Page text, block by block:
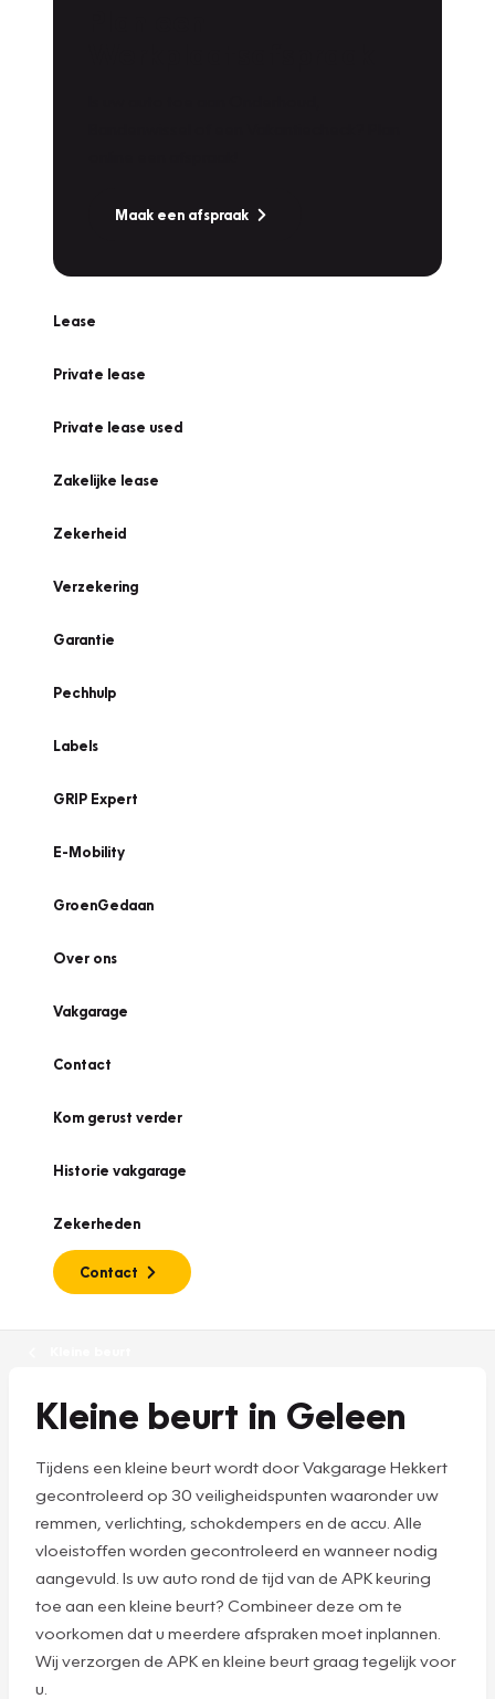
Maak een afspraak
Lease
Private lease
Private lease used
Zakelijke lease
Zekerheid
Verzekering
Garantie
Pechhulp
Labels
GRIP Expert
E-Mobility
GroenGedaan
Over ons
Vakgarage
Contact
Kom gerust verder
Historie vakgarage
Zekerheden
Contact
Kleine beurt in Geleen
Tijdens een kleine beurt wordt door Vakgarage Hekkert
gecontroleerd op 30 veiligheidspunten waaronder uw
remmen, verlichting, schokdempers en de accu. Alle
vloeistoffen worden gecontroleerd en wanneer nodig
aangevuld. Is uw auto rond de tijd van de APK keuring
toe aan een kleine beurt? Combineer deze om te
voorkomen dat u meerdere afspraken moet inplannen.
Wij verzorgen de APK en kleine beurt graag tegelijk voor
u.